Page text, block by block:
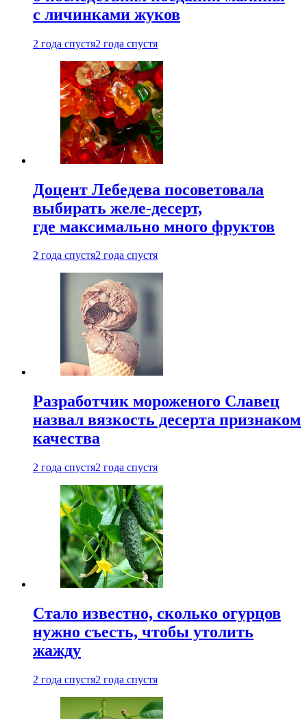
с личинками жуков
2 года спустя2 года спустя
Доцент Лебедева посоветовала
выбирать желе-десерт,
где максимально много фруктов
2 года спустя2 года спустя
Разработчик мороженого Славец
назвал вязкость десерта признаком
качества
2 года спустя2 года спустя
Стало известно, сколько огурцов
нужно съесть, чтобы утолить
жажду
2 года спустя2 года спустя